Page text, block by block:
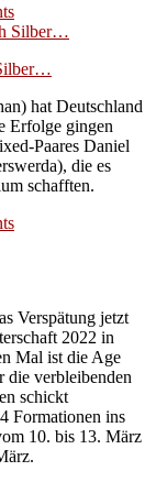
hat Deutschland
Erfolge gingen
Paares Daniel
die es
schafften.
Verspätung jetzt
2022 in
Mal ist die Age
verbleibenden
schickt
Formationen ins
10. bis 13. März